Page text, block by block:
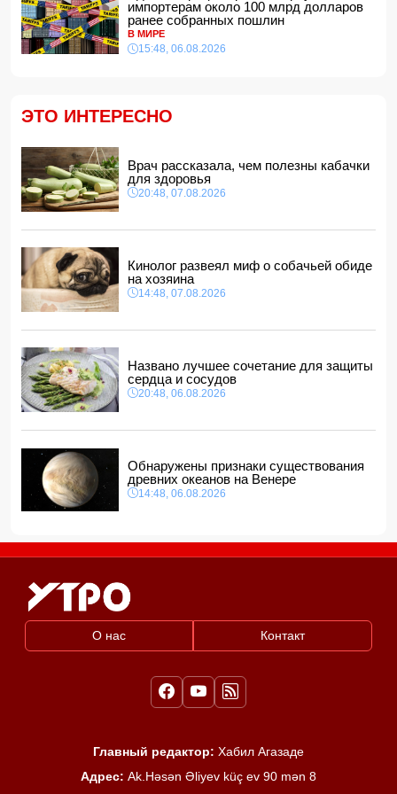
Сына Абеля Магеррамова отозвали от должности посла
14:10, 07.08.2026
14:04, 07.08.2026
дипломатами
14:00, 07.08.2026
Прогноз погоды в Азербайджане на 8 августа
12:48, 07.08.2026
В Азербайджане ищут сотрудников с зарплатой до 10
12:40, 07.08.2026
импортерам около 100 млрд долларов
ранее собранных пошлин
В МИРЕ
15:48, 06.08.2026
ЭТО ИНТЕРЕСНО
Врач рассказала, чем полезны кабачки
для здоровья
20:48, 07.08.2026
Кинолог развеял миф о собачьей обиде
на хозяина
14:48, 07.08.2026
Названо лучшее сочетание для защиты
сердца и сосудов
20:48, 06.08.2026
Обнаружены признаки существования
древних океанов на Венере
14:48, 06.08.2026
О нас Контакт
Главный редактор: Хабил Агазаде
Адрес: Ak.Həsən Əliyev küç ev 90 mən 8